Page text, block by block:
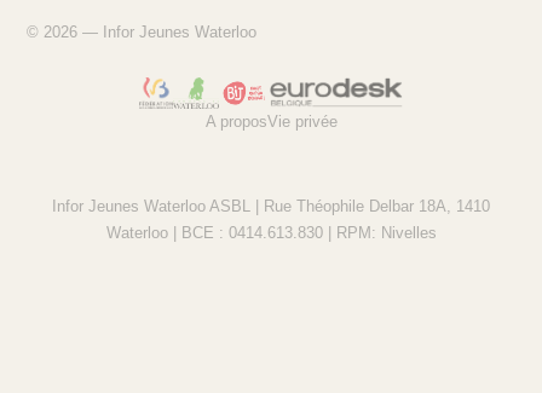
© 2026 — Infor Jeunes Waterloo
A proposVie privée
Infor Jeunes Waterloo ASBL | Rue Théophile Delbar 18A, 1410
Waterloo | BCE : 0414.613.830 | RPM: Nivelles